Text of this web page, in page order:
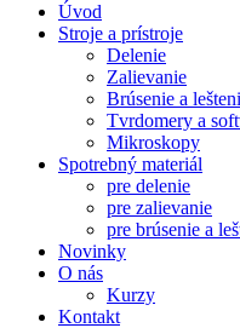
Úvod
Stroje a prístroje
Delenie
Zalievanie
Brúsenie a
Tvrdomery a
Mikroskopy
Spotrebný materiál
pre delenie
pre zalievanie
pre brúsenie a
Novinky
O nás
Kurzy
Kontakt